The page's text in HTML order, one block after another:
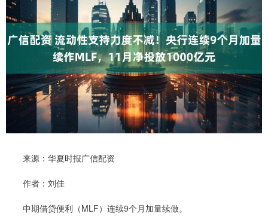
来源：华夏时报广信配资
作者：刘佳
中期借贷便利（MLF）连续9个月加量续做。